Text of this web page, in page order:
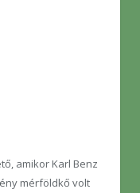
amikor Karl Benz
mérföldkő volt